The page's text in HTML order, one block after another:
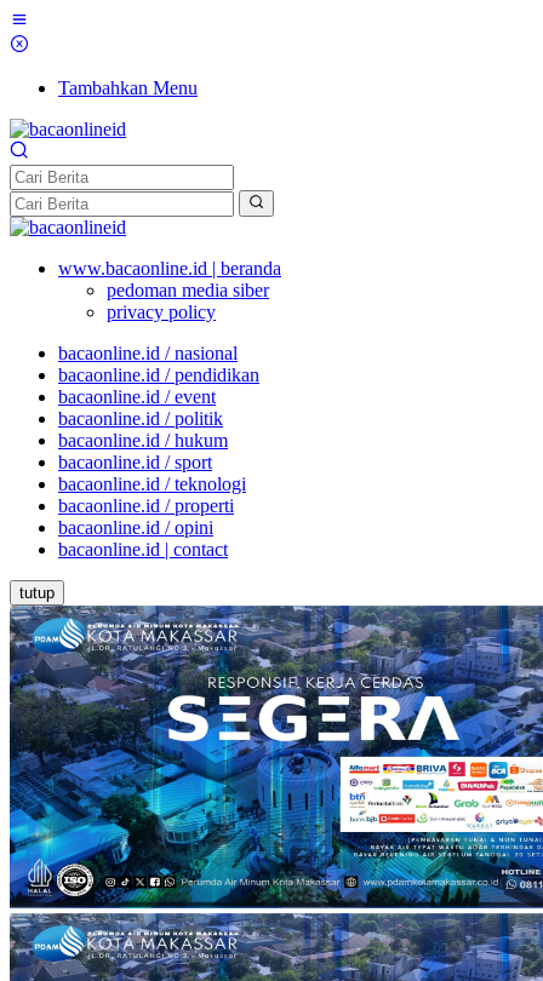
Tambahkan Menu
www.bacaonline.id | beranda
pedoman media siber
privacy policy
bacaonline.id / nasional
bacaonline.id / pendidikan
bacaonline.id / event
bacaonline.id / politik
bacaonline.id / hukum
bacaonline.id / sport
bacaonline.id / teknologi
bacaonline.id / properti
bacaonline.id / opini
bacaonline.id | contact
tutup